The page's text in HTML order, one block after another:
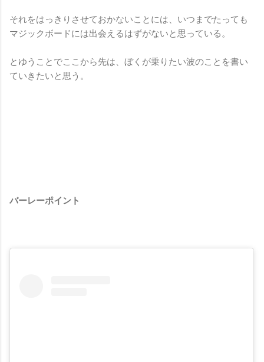
それをはっきりさせておかないことには、いつまでたっても
マジックボードには出会えるはずがないと思っている。
とゆうことでここから先は、ぼくが乗りたい波のことを書い
ていきたいと思う。
バーレーポイント